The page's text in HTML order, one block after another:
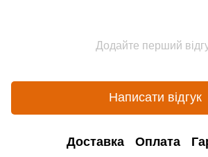
Додайте перший
Написати відгук
Доставка Оплата